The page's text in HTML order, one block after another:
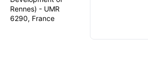
Rennes) - UMR
6290, France